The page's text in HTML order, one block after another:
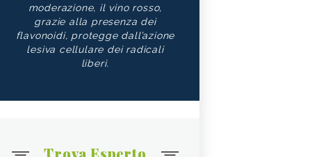
moderazione, il vino rosso,
grazie alla presenza dei
flavonoidi, protegge dall’azione
lesiva cellulare dei radicali
liberi.
Trova Esperto